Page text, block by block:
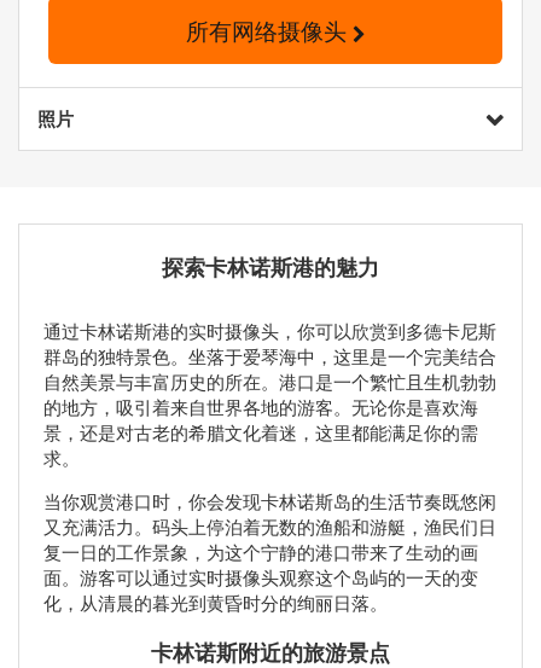
所有网络摄像头
照片
探索卡林诺斯港的魅力
通过卡林诺斯港的实时摄像头，你可以欣赏到多德卡尼斯
群岛的独特景色。坐落于爱琴海中，这里是一个完美结合
自然美景与丰富历史的所在。港口是一个繁忙且生机勃勃
的地方，吸引着来自世界各地的游客。无论你是喜欢海
景，还是对古老的希腊文化着迷，这里都能满足你的需
求。
当你观赏港口时，你会发现卡林诺斯岛的生活节奏既悠闲
又充满活力。码头上停泊着无数的渔船和游艇，渔民们日
复一日的工作景象，为这个宁静的港口带来了生动的画
面。游客可以通过实时摄像头观察这个岛屿的一天的变
化，从清晨的暮光到黄昏时分的绚丽日落。
卡林诺斯附近的旅游景点